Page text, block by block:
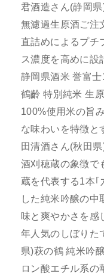
君酒造さん(静岡
無濾過生原酒ご注
直詰めによるプチ
ス濃度を高めに設
静岡県酒米 誉富
鶴齡 特別純米 生
100%使用米の旨
な味わいを特徴と
田清酒さん(秋田
酒刈穂蔵の象徴で
蔵を代表する1本｢
した純米吟醸の中
味と爽やかさを感
年人気のしぼりた
県)萩の鶴 純米吟
ロン酸エチル系の